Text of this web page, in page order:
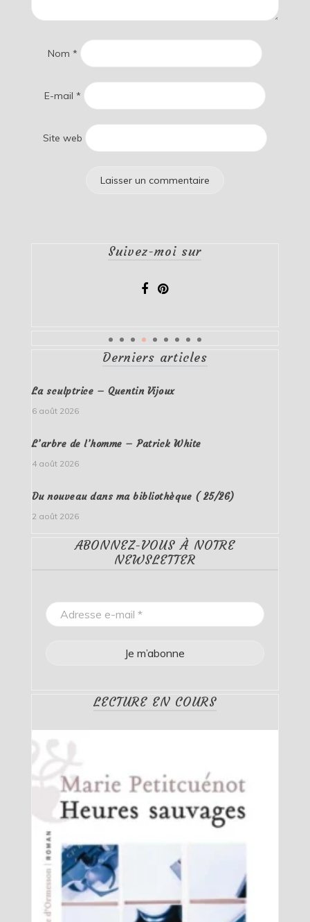
Nom *
E-mail *
Site web
Suivez-moi sur
Derniers articles
La sculptrice – Quentin Vijoux
6 août 2026
L’arbre de l’homme – Patrick White
4 août 2026
Du nouveau dans ma bibliothèque ( 25/26)
2 août 2026
ABONNEZ-VOUS À NOTRE
NEWSLETTER
LECTURE EN COURS